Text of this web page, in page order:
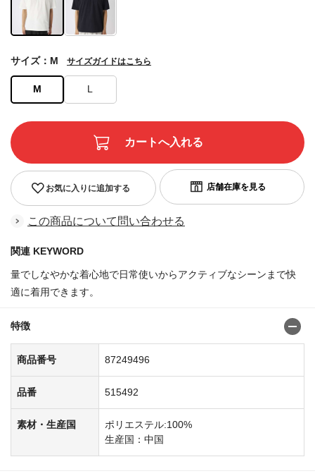
M L
サイズ：M サイズガイドはこちら
お気に入りに追加する
この商品について問い合わせる
関連 KEYWORD
量でしなやかな着心地で日常使いからアクティブなシーンまで快
適に着用できます。
特徴
商品番号 87249496
品番 515492
素材・生産国
ポリエステル:100%
生産国：中国